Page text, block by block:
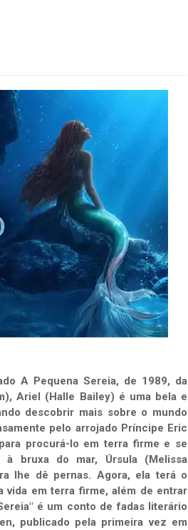
A Pequena Sereia, de 1989, da
Ariel (Halle Bailey) é uma bela e
descobrir mais sobre o mundo
pelo arrojado Príncipe Eric
procurá-lo em terra firme e se
bruxa do mar, Úrsula (Melissa
lhe dê pernas. Agora, ela terá o
vida em terra firme, além de entrar
é um conto de fadas literário
publicado pela primeira vez em